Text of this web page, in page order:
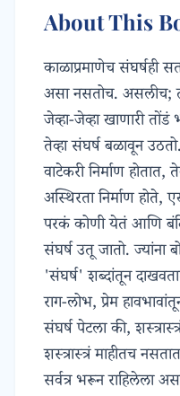
About This
काळाप्रमाणेच संघर्षही
असा नसतोच. असलीच;
जेव्हा-जेव्हा खाणारी तोंडं
तेव्हा संघर्ष बळावून
वाटेकरी निर्माण होतात,
अस्थिरता निर्माण होते,
परकं कोणी येतं आणि
संघर्ष उतू जातो. ज्यांना
'संघर्ष' शब्दांतून
राग-लोभ, प्रेम
संघर्ष पेटला की,
शस्त्रास्त्रं माहीतच
सर्वत्र भरून राहिलेला